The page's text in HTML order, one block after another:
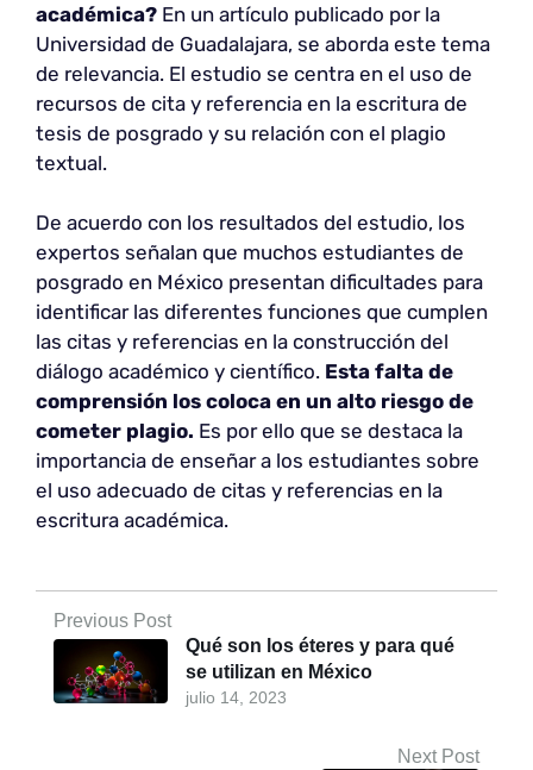
académica? En un artículo publicado por la
Universidad de Guadalajara, se aborda este tema
de relevancia. El estudio se centra en el uso de
recursos de cita y referencia en la escritura de
tesis de posgrado y su relación con el plagio
textual.
De acuerdo con los resultados del estudio, los
expertos señalan que muchos estudiantes de
posgrado en México presentan dificultades para
identificar las diferentes funciones que cumplen
las citas y referencias en la construcción del
diálogo académico y científico. Esta falta de
comprensión los coloca en un alto riesgo de
cometer plagio. Es por ello que se destaca la
importancia de enseñar a los estudiantes sobre
el uso adecuado de citas y referencias en la
escritura académica.
Previous Post
julio 14, 2023
Qué son los éteres y para qué
se utilizan en México
Next Post